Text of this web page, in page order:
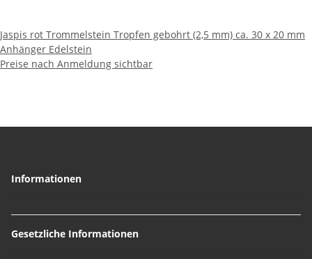
Jaspis rot Trommelstein Tropfen gebohrt (2,5 mm) ca. 30 x 20 mm
Anhänger Edelstein
Preise nach Anmeldung sichtbar
Informationen
Gesetzliche Informationen